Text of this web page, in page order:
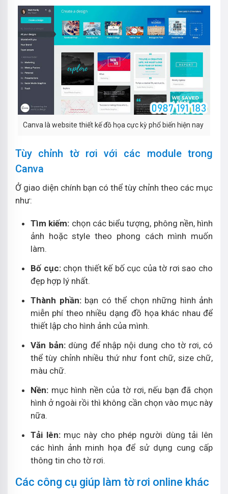
Canva là website thiết kế đồ họa cực kỳ phổ biến hiện nay
Tùy chỉnh tờ rơi với các module trong
Canva
Ở giao diện chính bạn có thể tùy chỉnh theo các mục
như:
Tìm kiếm: chọn các biểu tượng, phông nền, hình
ảnh hoặc style theo phong cách mình muốn
làm.
Bố cục: chọn thiết kế bố cục của tờ rơi sao cho
đẹp hợp lý nhất.
Thành phần: bạn có thể chọn những hình ảnh
miễn phí theo nhiều dạng đồ họa khác nhau để
thiết lập cho hình ảnh của mình.
Văn bản: dùng để nhập nội dung cho tờ rơi, có
thể tùy chỉnh nhiều thứ như font chữ, size chữ,
màu chữ.
Nền: mục hình nền của tờ rơi, nếu bạn đã chọn
hình ở ngoài rồi thì không cần chọn vào mục này
nữa.
Tải lên: mục này cho phép người dùng tải lên
các hình ảnh minh họa để sử dụng cung cấp
thông tin cho tờ rơi.
Các công cụ giúp làm tờ rơi online khác